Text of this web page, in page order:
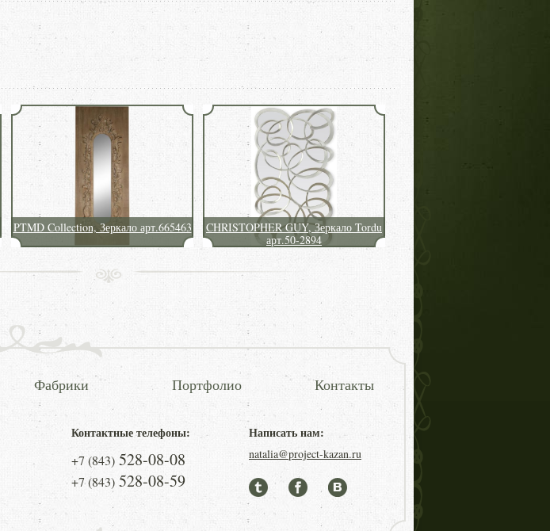
PTMD Collection, Зеркало арт.665463
CHRISTOPHER GUY, Зеркало Tordu
арт.50-2894
Фабрики Портфолио Контакты
Контактные телефоны:
+7 (843) 528-08-08
+7 (843) 528-08-59
Написать нам:
natalia@project-kazan.ru